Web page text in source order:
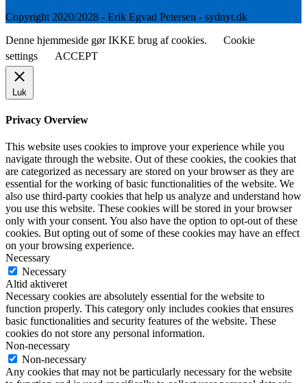
Copyright 2020/2028 - Erik Egvad Petersen - sydnyt.dk
Denne hjemmeside gør IKKE brug af cookies.
Cookie
settings
ACCEPT
Luk
Privacy Overview
This website uses cookies to improve your experience while you
navigate through the website. Out of these cookies, the cookies that
are categorized as necessary are stored on your browser as they are
essential for the working of basic functionalities of the website. We
also use third-party cookies that help us analyze and understand how
you use this website. These cookies will be stored in your browser
only with your consent. You also have the option to opt-out of these
cookies. But opting out of some of these cookies may have an effect
on your browsing experience.
Necessary
Necessary
Altid aktiveret
Necessary cookies are absolutely essential for the website to
function properly. This category only includes cookies that ensures
basic functionalities and security features of the website. These
cookies do not store any personal information.
Non-necessary
Non-necessary
Any cookies that may not be particularly necessary for the website